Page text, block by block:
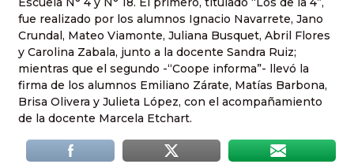
fue realizado por los alumnos Ignacio Navarrete, Jano
Crundal, Mateo Viamonte, Juliana Busquet, Abril Flores
y Carolina Zabala, junto a la docente Sandra Ruiz;
mientras que el segundo -“Coope informa”- llevó la
firma de los alumnos Emiliano Zárate, Matías Barbona,
Brisa Olivera y Julieta López, con el acompañamiento
de la docente Marcela Etchart.